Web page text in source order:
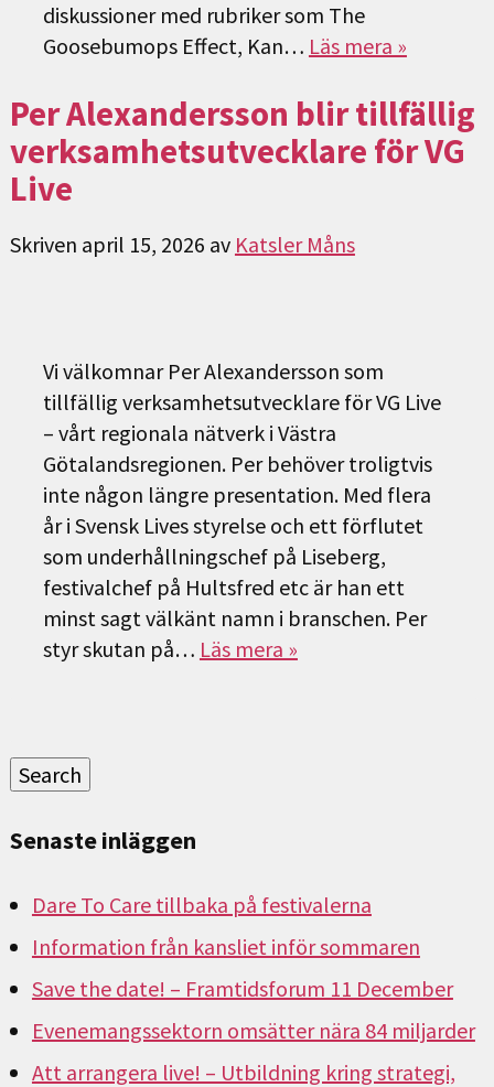
diskussioner med rubriker som The
Goosebumops Effect, Kan… Läs mera »
Per Alexandersson blir tillfällig
verksamhetsutvecklare för VG
Live
Skriven april 15, 2026 av Katsler Måns
Vi välkomnar Per Alexandersson som
tillfällig verksamhetsutvecklare för VG Live
– vårt regionala nätverk i Västra
Götalandsregionen. Per behöver troligtvis
inte någon längre presentation. Med flera
år i Svensk Lives styrelse och ett förflutet
som underhållningschef på Liseberg,
festivalchef på Hultsfred etc är han ett
minst sagt välkänt namn i branschen. Per
styr skutan på… Läs mera »
Search
Senaste inläggen
Dare To Care tillbaka på festivalerna
Information från kansliet inför sommaren
Save the date! – Framtidsforum 11 December
Evenemangssektorn omsätter nära 84 miljarder
Att arrangera live! – Utbildning kring strategi,